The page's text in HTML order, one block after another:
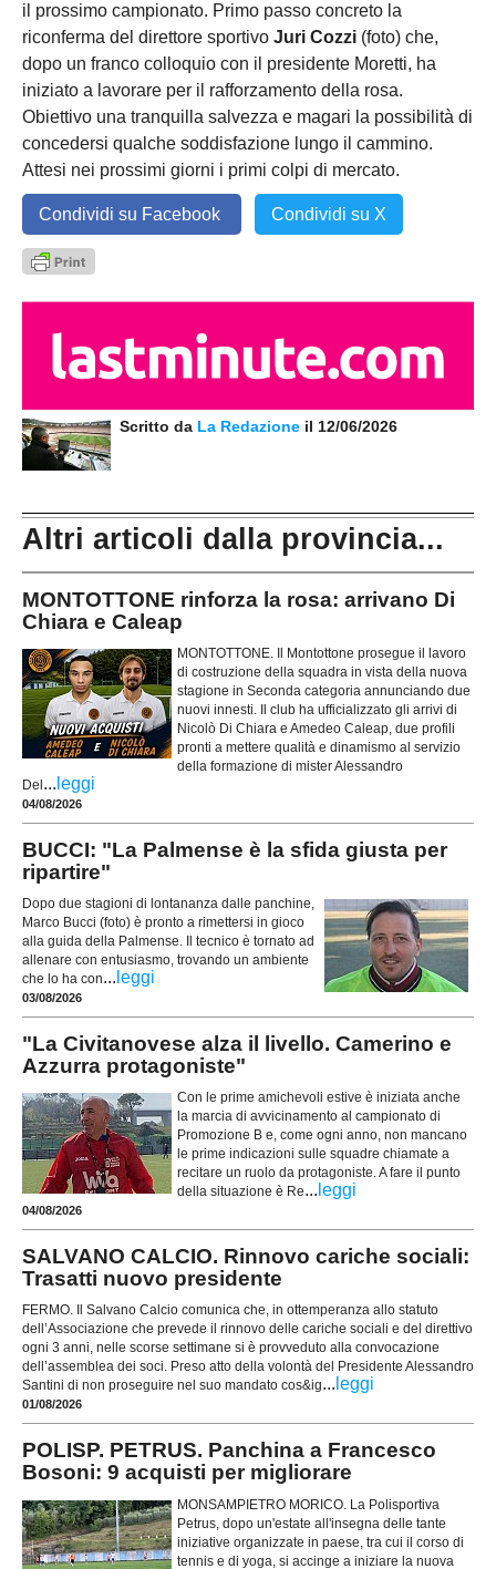
il prossimo campionato. Primo passo concreto la
riconferma del direttore sportivo Juri Cozzi (foto) che,
dopo un franco colloquio con il presidente Moretti, ha
iniziato a lavorare per il rafforzamento della rosa.
Obiettivo una tranquilla salvezza e magari la possibilità di
concedersi qualche soddisfazione lungo il cammino.
Attesi nei prossimi giorni i primi colpi di mercato.
Condividi su Facebook Condividi su X
Scritto da La Redazione il 12/06/2026
Altri articoli dalla provincia...
MONTOTTONE rinforza la rosa: arrivano Di
Chiara e Caleap
MONTOTTONE. Il Montottone prosegue il lavoro
di costruzione della squadra in vista della nuova
stagione in Seconda categoria annunciando due
nuovi innesti. Il club ha ufficializzato gli arrivi di
Nicolò Di Chiara e Amedeo Caleap, due profili
pronti a mettere qualità e dinamismo al servizio
della formazione di mister Alessandro
Del ... leggi
04/08/2026
BUCCI: "La Palmense è la sfida giusta per
ripartire"
Dopo due stagioni di lontananza dalle panchine,
Marco Bucci (foto) è pronto a rimettersi in gioco
alla guida della Palmense. Il tecnico è tornato ad
allenare con entusiasmo, trovando un ambiente
che lo ha con... leggi
03/08/2026
"La Civitanovese alza il livello. Camerino e
Azzurra protagoniste"
Con le prime amichevoli estive è iniziata anche
la marcia di avvicinamento al campionato di
Promozione B e, come ogni anno, non mancano
le prime indicazioni sulle squadre chiamate a
recitare un ruolo da protagoniste. A fare il punto
della situazione è Re... leggi
04/08/2026
SALVANO CALCIO. Rinnovo cariche sociali:
Trasatti nuovo presidente
FERMO. Il Salvano Calcio comunica che, in ottemperanza allo statuto
dell’Associazione che prevede il rinnovo delle cariche sociali e del direttivo
ogni 3 anni, nelle scorse settimane si è provveduto alla convocazione
dell’assemblea dei soci. Preso atto della volontà del Presidente Alessandro
Santini di non proseguire nel suo mandato cos&ig... leggi
01/08/2026
POLISP. PETRUS. Panchina a Francesco
Bosoni: 9 acquisti per migliorare
MONSAMPIETRO MORICO. La Polisportiva
Petrus, dopo un'estate all'insegna delle tante
iniziative organizzate in paese, tra cui il corso di
tennis e di yoga, si accinge a iniziare la nuova